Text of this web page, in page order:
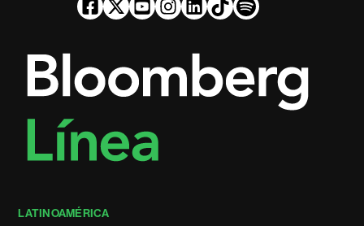
LATINOAMÉRICA